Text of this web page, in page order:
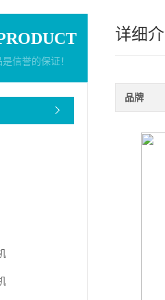
信誉的保证！
详细
品牌